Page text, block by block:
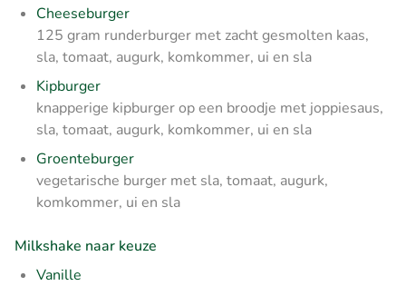
Cheeseburger
125 gram runderburger met zacht gesmolten kaas,
sla, tomaat, augurk, komkommer, ui en sla
Kipburger
knapperige kipburger op een broodje met joppiesaus,
sla, tomaat, augurk, komkommer, ui en sla
Groenteburger
vegetarische burger met sla, tomaat, augurk,
komkommer, ui en sla
Milkshake naar keuze
Vanille